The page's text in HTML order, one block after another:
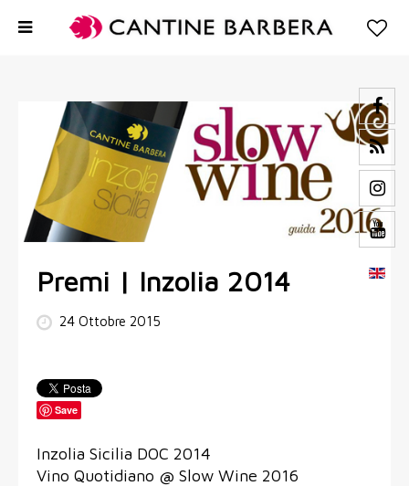
Premi | Inzolia 2014
24 Ottobre 2015
Save
Inzolia Sicilia DOC 2014
Vino Quotidiano @ Slow Wine 2016